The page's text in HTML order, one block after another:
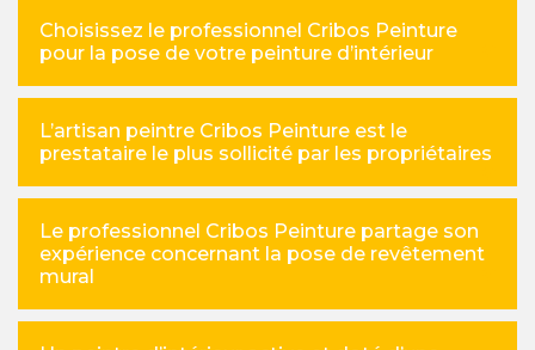
Choisissez le professionnel Cribos Peinture
pour la pose de votre peinture d’intérieur
L’artisan peintre Cribos Peinture est le
prestataire le plus sollicité par les propriétaires
Le professionnel Cribos Peinture partage son
expérience concernant la pose de revêtement
mural